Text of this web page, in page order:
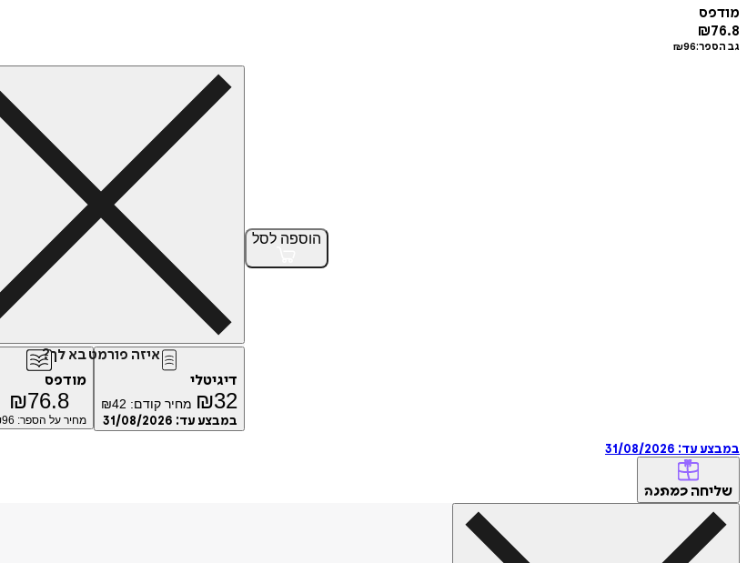
מודפס
₪76.8
גב הספר: ₪96
הוספה לסל
איזה פורמט בא לך?
דיגיטלי
₪32 מחיר קודם: ₪42
במבצע עד: 31/08/2026
מודפס
₪76.8
מחיר על הספר: ₪ 96
במבצע עד: 31/08/2026
שליחה כמתנה